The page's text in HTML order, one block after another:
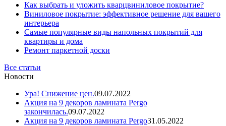
Как выбрать и уложить кварцвиниловое покрытие?
Виниловое покрытие: эффективное решение для вашего
интерьера
Самые популярные виды напольных покрытий для
квартиры и дома
Ремонт паркетной доски
Все статьи
Новости
Ура! Снижение цен.09.07.2022
Акция на 9 декоров ламината Pergo
закончилась.09.07.2022
Акция на 9 декоров ламината Pergo31.05.2022